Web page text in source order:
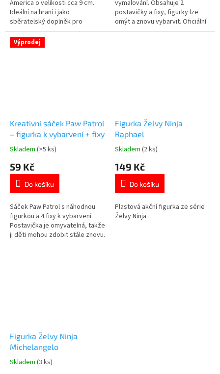
hvězdiček.
America o velikosti cca 9 cm.
Ideální na hraní i jako
sběratelský doplněk pro
fanoušky Marvelu 🦸‍♂️ Více
produktů s
motivem 👉 AVENGERS
hvězdiček.
vymalování. Obsahuje 2
postavičky a fixy, figurky lze
omýt a znovu vybarvit. Oficiální
licence, vhodné od 3 let. Více
Výprodej
Kreativní sáček Paw Patrol
– figurka k vybarvení + fixy
Průměrné
produktu
5,0
5
hvězdiček.
Skladem (>5 ks)
59 Kč
Do košíku
Sáček Paw Patrol s náhodnou
figurkou a 4 fixy k vybarvení.
Postavička je omyvatelná, takže
ji děti mohou zdobit stále znovu.
Oficiální licence. Více produktů s
Figurka Želvy Ninja
Raphael
Průměrné
produktu
5,0
5
hvězdiček.
Skladem (2 ks)
149 Kč
Do košíku
Plastová akční figurka ze série
Želvy Ninja.
Figurka Želvy Ninja
Michelangelo
Průměrné
Skladem (3 ks)